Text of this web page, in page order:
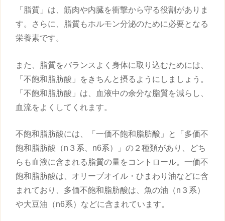
「脂質」は、筋肉や内臓を衝撃から守る役割がありま
す。さらに、脂質もホルモン分泌のために必要となる
栄養素です。
また、脂質をバランスよく身体に取り込むためには、
「不飽和脂肪酸」をきちんと摂るようにしましょう。
「不飽和脂肪酸」は、血液中の余分な脂質を減らし、
血流をよくしてくれます。
不飽和脂肪酸には、「一価不飽和脂肪酸」と「多価不
飽和脂肪酸（n３系、n6系）」の２種類があり、どち
らも血液に含まれる脂質の量をコントロール。一価不
飽和脂肪酸は、オリーブオイル・ひまわり油などに含
まれており、多価不飽和脂肪酸は、魚の油（n３系）
や大豆油（n6系）などに含まれています。